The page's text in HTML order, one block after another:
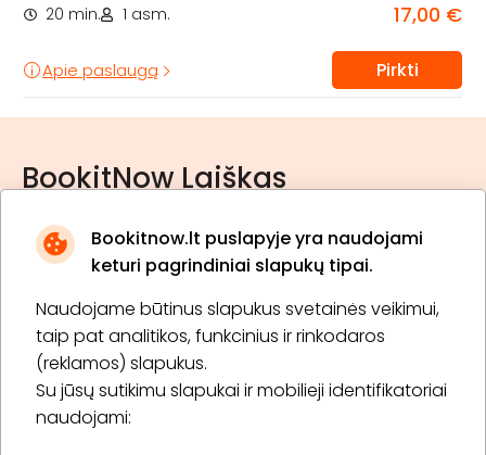
Bookitnow.lt puslapyje yra naudojami
keturi pagrindiniai slapukų tipai.
Naudojame būtinus slapukus svetainės veikimui,
taip pat analitikos, funkcinius ir rinkodaros
(reklamos) slapukus.
Su jūsų sutikimu slapukai ir mobilieji identifikatoriai
naudojami:
20 min.
1 asm. 17,00 €
Apie paslaugą Pirkti
BookitNow Laiškas
* Susipažinau su privatumo politika
Prenumeruoti